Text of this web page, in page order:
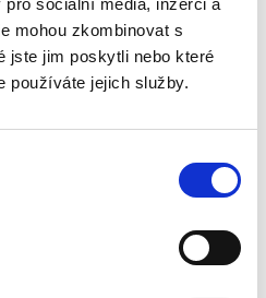
sociální média, inzerci a
mohou zkombinovat s
jste jim poskytli nebo které
používáte jejich služby.
Opatření obecné
povahy v teorii a